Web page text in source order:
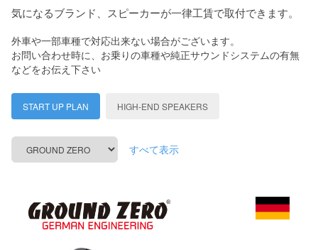
気になるブランド、スピーカーが一律工賃で取付できます。
外車や一部車種で対応出来ない場合がございます。
お問い合わせ時に、お乗りの車種や純正サウンドシステムの有無
などをお伝え下さい
START UP PLAN HIGH-END SPEAKERS
すべて表示